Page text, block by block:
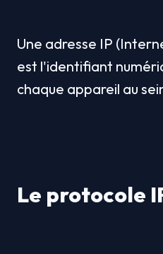
Une adresse IP
est l'identifiant
chaque appareil au
Le protocole